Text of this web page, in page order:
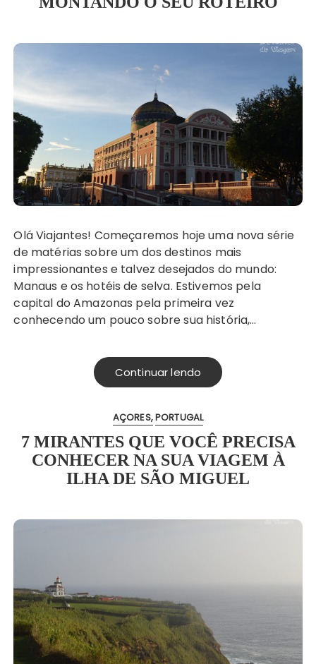
Olá Viajantes! Começaremos hoje uma nova série
de matérias sobre um dos destinos mais
impressionantes e talvez desejados do mundo:
Manaus e os hotéis de selva. Estivemos pela
capital do Amazonas pela primeira vez
conhecendo um pouco sobre sua história,…
Continuar lendo
AÇORES PORTUGAL
7 MIRANTES QUE VOCÊ PRECISA
CONHECER NA SUA VIAGEM À
ILHA DE SÃO MIGUEL